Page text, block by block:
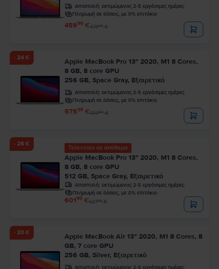
Αποστολή: εκτιμώμενος 2-5 εργάσιμες ημέρες
Πληρωμή σε δόσεις, με 0% επιτόκιο
45999 €47999€
- 24 €
Apple MacBook Pro 13″ 2020, M1 8 Cores,
8 GB, 8 core GPU
256 GB, Space Gray, Εξαιρετικό
Αποστολή: εκτιμώμενος 2-5 εργάσιμες ημέρες
Πληρωμή σε δόσεις, με 0% επιτόκιο
57599 €59999€
- 26 €
Τελευταίο σε απόθεμα
Apple MacBook Pro 13″ 2020, M1 8 Cores,
8 GB, 8 core GPU
512 GB, Space Gray, Εξαιρετικό
Αποστολή: εκτιμώμενος 2-5 εργάσιμες ημέρες
Πληρωμή σε δόσεις, με 0% επιτόκιο
60199 €62799€
- 20 €
Apple MacBook Air 13″ 2020, M1 8 Cores, 8
GB, 7 core GPU
256 GB, Silver, Εξαιρετικό
Αποστολή: εκτιμώμενος 2-5 εργάσιμες ημέρες